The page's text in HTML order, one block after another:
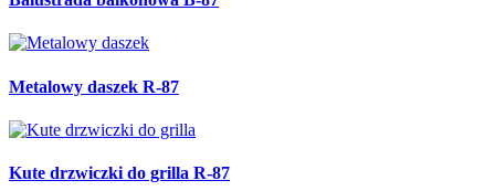
Metalowy daszek R-87
Kute drzwiczki do grilla R-87